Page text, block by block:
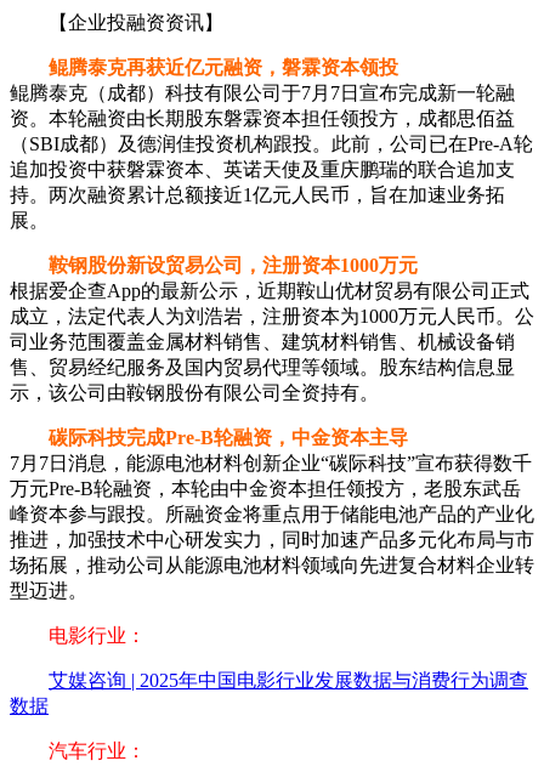
【企业投融资资讯】
鲲腾泰克再获近亿元融资，磐霖资本领投​
鲲腾泰克（成都）科技有限公司于7月7日宣布完成新一轮融
资。本轮融资由长期股东磐霖资本担任领投方，成都思佰益
（SBI成都）及德润佳投资机构跟投。此前，公司已在Pre-A轮
追加投资中获磐霖资本、英诺天使及重庆鹏瑞的联合追加支
持。两次融资累计总额接近1亿元人民币，旨在加速业务拓
展。
​​鞍钢股份新设贸易公司，注册资本1000万元​
根据爱企查App的最新公示，近期鞍山优材贸易有限公司正式
成立，法定代表人为刘浩岩，注册资本为1000万元人民币。公
司业务范围覆盖金属材料销售、建筑材料销售、机械设备销
售、贸易经纪服务及国内贸易代理等领域。股东结构信息显
示，该公司由鞍钢股份有限公司全资持有。
碳际科技完成Pre-B轮融资，中金资本主导​
7月7日消息，能源电池材料创新企业“碳际科技”宣布获得数千
万元Pre-B轮融资，本轮由中金资本担任领投方，老股东武岳
峰资本参与跟投。所融资金将重点用于储能电池产品的产业化
推进，加强技术中心研发实力，同时加速产品多元化布局与市
场拓展，推动公司从能源电池材料领域向先进复合材料企业转
型迈进。
电影行业：
艾媒咨询 | 2025年中国电影行业发展数据与消费行为调查
数据
汽车行业：